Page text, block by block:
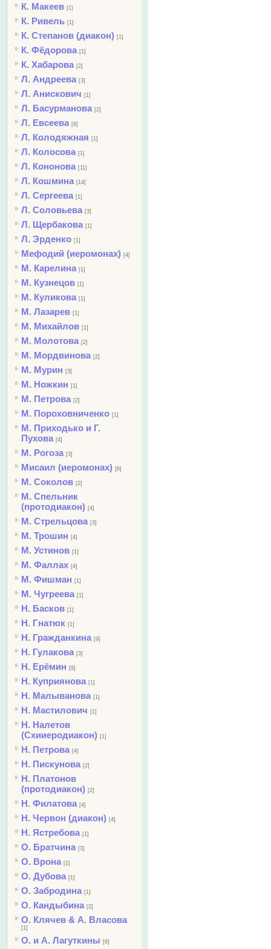
К. Макеев [1]
К. Ривель [1]
К. Степанов (диакон) [1]
К. Фёдорова [1]
К. Хабарова [2]
Л. Андреева [3]
Л. Анискович [1]
Л. Басурманова [2]
Л. Евсеева [6]
Л. Колодяжная [1]
Л. Колосова [1]
Л. Кононова [11]
Л. Кошмина [14]
Л. Сергеева [1]
Л. Соловьева [3]
Л. Щербакова [1]
Л. Эрденко [1]
Мефодий (иеромонах) [4]
М. Карелина [1]
М. Кузнецов [1]
М. Куликова [1]
М. Лазарев [1]
М. Михайлов [1]
М. Молотова [2]
М. Мордвинова [2]
М. Мурин [3]
М. Ножкин [1]
М. Петрова [2]
М. Пороховниченко [1]
М. Приходько и Г.
Пухова [4]
М. Рогоза [3]
Мисаил (иеромонах) [6]
М. Соколов [2]
М. Спельник
(протодиакон) [4]
М. Стрельцова [3]
М. Трошин [4]
М. Устинов [1]
М. Фаллах [4]
М. Фишман [1]
М. Чугреева [1]
Н. Басков [1]
Н. Гнатюк [1]
Н. Гражданкина [9]
Н. Гулакова [3]
Н. Ерёмин [9]
Н. Куприянова [1]
Н. Малыванова [1]
Н. Мастилович [1]
Н. Налетов
(Схииеродиакон) [1]
Н. Петрова [4]
Н. Пискунова [2]
Н. Платонов
(протодиакон) [2]
Н. Филатова [4]
Н. Червон (диакон) [4]
Н. Ястребова [1]
О. Братчина [3]
О. Врона [1]
О. Дубова [1]
О. Забродина [1]
О. Кандыбина [2]
О. Клячев & А. Власова
[1]
О. и А. Лагуткины [6]